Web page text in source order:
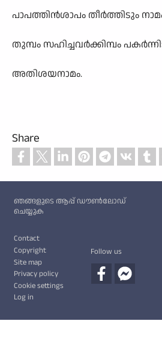
പാപത്തിൻശാപം തീർത്തിടും
തുമ്പം സഹിച്ചവർക്കിമ്പം
അതിശയനാമം.
Share
ഞങ്ങളുടെ ആപ്പ് ഡൗൺലോഡ്
ചെയ്യുക
Footer
Contact
Copyright
Site map
Privacy policy
Cookie settings
Log in
Follow us